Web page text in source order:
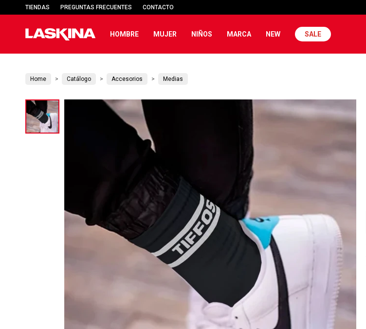
HOMBRE MUJER NIÑOS MARCA NEW SALE
TIENDAS PREGUNTAS FRECUENTES CONTACTO
Home Catálogo Accesorios Medias